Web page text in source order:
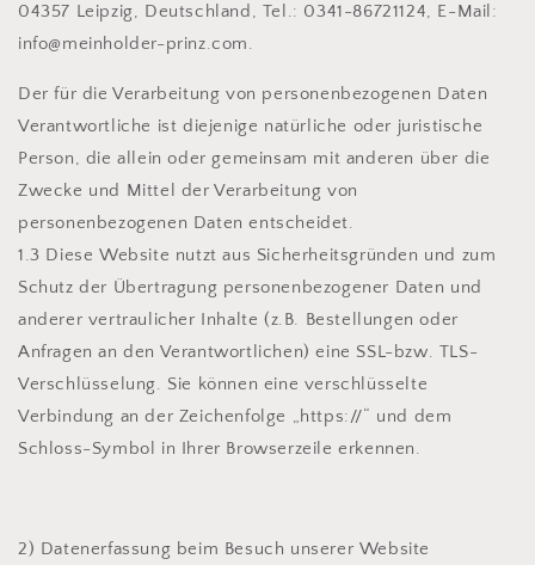
04357 Leipzig, Deutschland, Tel.: 0341-86721124, E-Mail:
info@meinholder-prinz.com.
Der für die Verarbeitung von personenbezogenen Daten
Verantwortliche ist diejenige natürliche oder juristische
Person, die allein oder gemeinsam mit anderen über die
Zwecke und Mittel der Verarbeitung von
personenbezogenen Daten entscheidet.
1.3 Diese Website nutzt aus Sicherheitsgründen und zum
Schutz der Übertragung personenbezogener Daten und
anderer vertraulicher Inhalte (z.B. Bestellungen oder
Anfragen an den Verantwortlichen) eine SSL-bzw. TLS-
Verschlüsselung. Sie können eine verschlüsselte
Verbindung an der Zeichenfolge „https://“ und dem
Schloss-Symbol in Ihrer Browserzeile erkennen.
2) Datenerfassung beim Besuch unserer Website